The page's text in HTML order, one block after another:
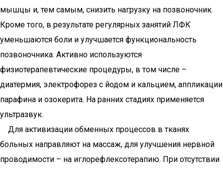
мышцы и, тем самым, снизить нагрузку на позвоночник.
Кроме того, в результате регулярных занятий ЛФК
уменьшаются боли и улучшается функциональность
позвоночника. Активно используются
физиотерапевтические процедуры, в том числе –
диатермия, электрофорез с йодом и кальцием, аппликации
парафина и озокерита. На ранних стадиях применяется
ультразвук.
Для активизации обменных процессов в тканях
больных направляют на массаж, для улучшения нервной
проводимости – на иглорефлексотерапию. При отсутствии